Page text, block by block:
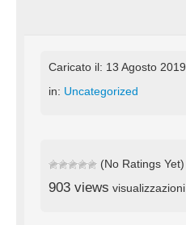
Caricato il: 13 Agosto 2019
in: Uncategorized
(No Ratings Yet)
903 views visualizzazioni